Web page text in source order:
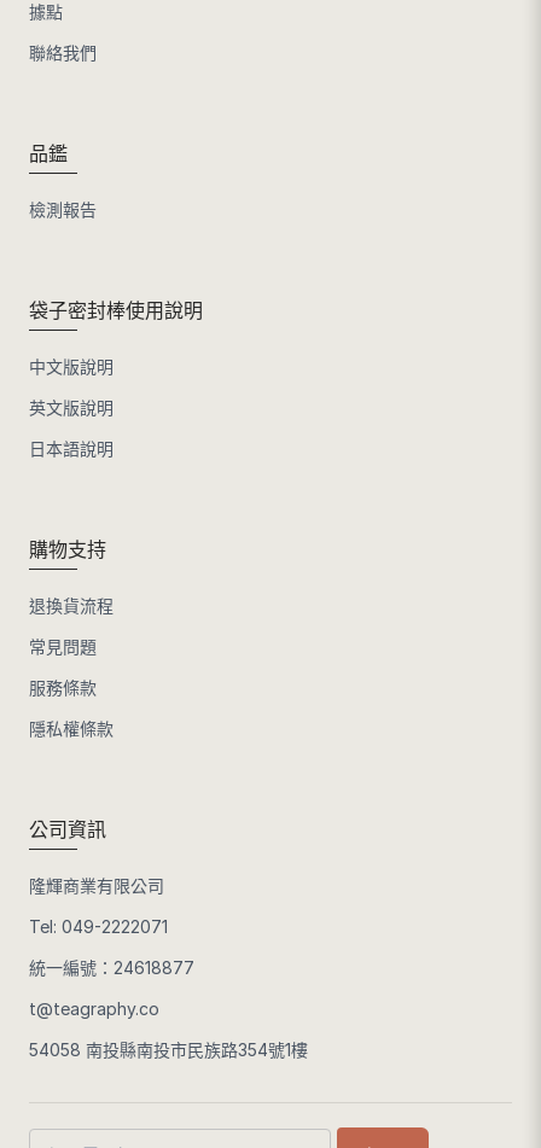
據點
聯絡我們
品鑑
檢測報告
袋子密封棒使用說明
中文版說明
英文版說明
日本語說明
購物支持
退換貨流程
常見問題
服務條款
隱私權條款
公司資訊
隆輝商業有限公司
Tel: 049-2222071
統一編號：24618877
t@teagraphy.co
54058 南投縣南投市民族路354號1樓